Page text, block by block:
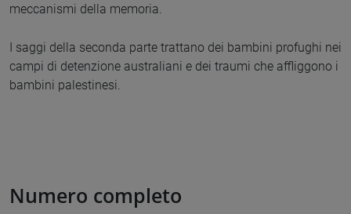
meccanismi della memoria.
I saggi della seconda parte trattano dei bambini profughi nei
campi di detenzione australiani e dei traumi che affliggono i
bambini palestinesi.
Numero completo